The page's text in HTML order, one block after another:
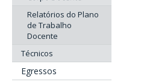
Relatórios do Plano
de Trabalho
Docente
Técnicos
Egressos